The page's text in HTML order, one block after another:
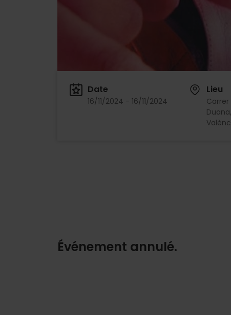
Date
16/11/2024 - 16/11/2024
Lieu
Carrer
Événement annulé.